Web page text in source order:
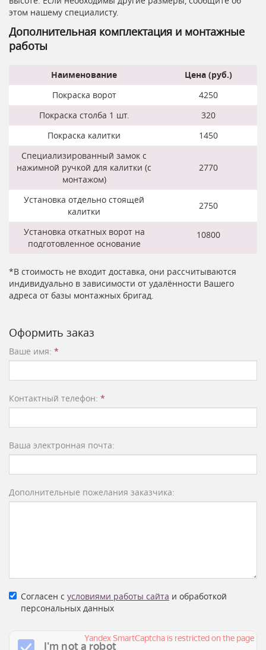
этом нашему специалисту.
Дополнительная комплектация и монтажные
работы
Наименование
Цена (руб.)
Покраска ворот
4250
Покраска столба 1 шт.
320
Покраска калитки
1450
Специализированный замок с
нажимной ручкой для калитки (с
монтажом)
2770
Установка отдельно стоящей
калитки
2750
Установка откатных ворот на
подготовленное основание
10800
*В стоимость не входит доставка, они рассчитываются
индивидуально в зависимости от удалённости Вашего
адреса от базы монтажных бригад.
Оформить заказ
Ваше имя: *
Контактный телефон: *
Ваша электронная почта:
Дополнительные пожелания заказчика:
Согласен с условиями работы сайта и обработкой
персональных данных